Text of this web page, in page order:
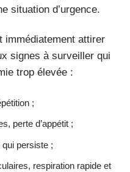
situation d’urgence.
immédiatement attirer
signes à surveiller qui
trop élevée :
;
perte d’appétit ;
persiste ;
respiration rapide et